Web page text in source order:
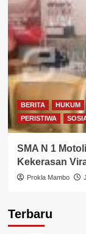
BERITA HUKUM
PERISTIWA
SMA N 1
Kekerasan
Prokla Mambo
Terbaru